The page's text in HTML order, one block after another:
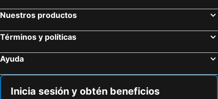
Nuestros productos
Términos y políticas
Ayuda
Inicia sesión y obtén beneficios